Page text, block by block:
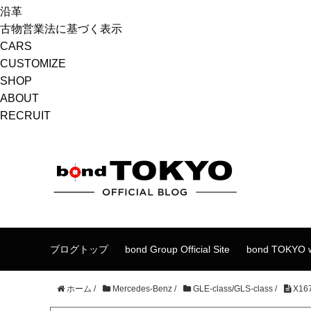
沿革
古物営業法に基づく表示
CARS
CUSTOMIZE
SHOP
ABOUT
RECRUIT
ブログトップ bond Group Official Site bond TOKYO
ホーム / Mercedes-Benz / GLE-class/GLS-class /